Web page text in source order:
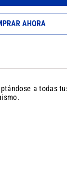
AHORA
a todas